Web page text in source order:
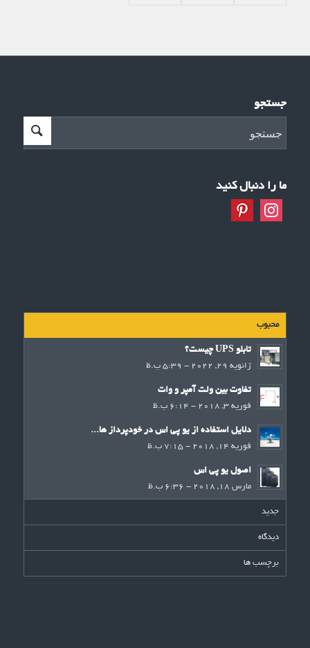
جستجو
ما را دنبال کنید
محبوب
تابلو UPS چیست؟
ژانویه 29, 2022 - 5:39 ب.ظ
تفاوت بین ولت آمپر و وات
فوریه 3, 2018 - 6:14 ب.ظ
دلایل استفاده از یو پی اس در خودپرداز ها...
فوریه 14, 2018 - 7:15 ب.ظ
اصول یو پی اس
مارس 18, 2018 - 6:36 ب.ظ
جدید
دیدگاه
برچسب ها